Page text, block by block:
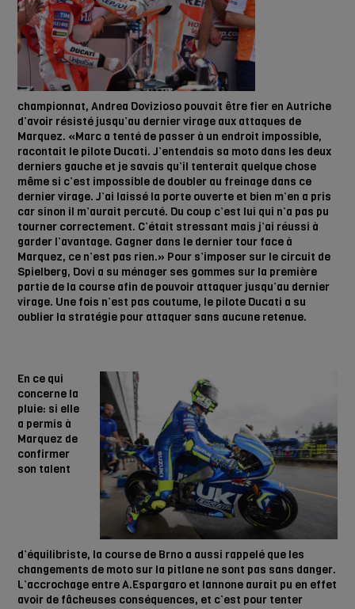
championnat, Andrea Dovizioso pouvait être fier en Autriche
d’avoir résisté jusqu’au dernier virage aux attaques de
Marquez. «Marc a tenté de passer à un endroit impossible,
racontait le pilote Ducati. J’entendais sa moto dans les deux
derniers gauche et je savais qu’il tenterait quelque chose
même si c’est impossible de doubler au freinage dans ce
dernier virage. J’ai laissé la porte ouverte et bien m’en a pris
car sinon il m’aurait percuté. Du coup c’est lui qui n’a pas pu
tourner correctement. C’était stressant mais j’ai réussi à
garder l’avantage. Gagner dans le dernier tour face à
Marquez, ce n’est pas rien.» Pour s’imposer sur le circuit de
Spielberg, Dovi a su ménager ses gommes sur la première
partie de la course afin de pouvoir attaquer jusqu’au dernier
virage. Une fois n’est pas coutume, le pilote Ducati a su
oublier la stratégie pour attaquer sans aucune retenue.
En ce qui
concerne la
pluie: si elle
a permis à
Marquez de
confirmer
son talent
d’équilibriste, la course de Brno a aussi rappelé que les
changements de moto sur la pitlane ne sont pas sans danger.
L’accrochage entre A.Espargaro et Iannone aurait pu en effet
avoir de fâcheuses conséquences, et c’est pour tenter